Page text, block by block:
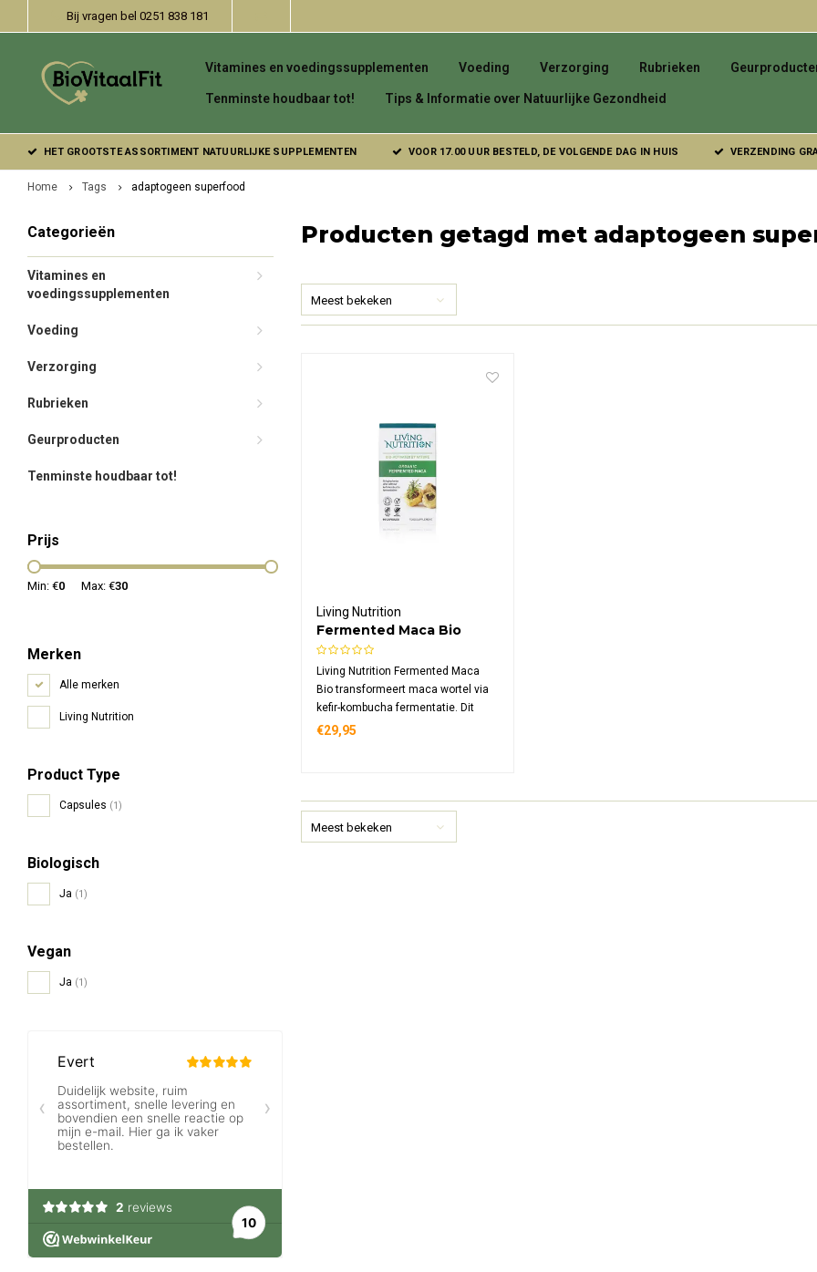
Bij vragen bel 0251 838 181
Vitamines en voedingssupplementen Voeding Verzorging Rubrieken
Tenminste houdbaar tot! Tips & Informatie over Natuurlijke Gezondheid
HET GROOTSTE ASSORTIMENT NATUURLIJKE SUPPLEMENTEN VOOR 17.00 UUR BESTELD, DE VOLGENDE DAG IN HUIS VERZENDING
Home Tags adaptogeen superfood
Categorieën
Vitamines en
voedingssupplementen
Voeding
Verzorging
Rubrieken
Geurproducten
Tenminste houdbaar tot!
Prijs
Min: €0 Max: €30
Merken
Alle merken
Living Nutrition
Product Type
Capsules (1)
Biologisch
Ja (1)
Vegan
Ja (1)
Producten getagd met adaptogeen
Meest bekeken
Living Nutrition
Fermented Maca Bio
Living Nutrition Fermented Maca
Bio transformeert maca wortel via
kefir-kombucha fermentatie. Dit
supplement bevat 600 mg
met verhoogde bio-
€29,95
Meest bekeken